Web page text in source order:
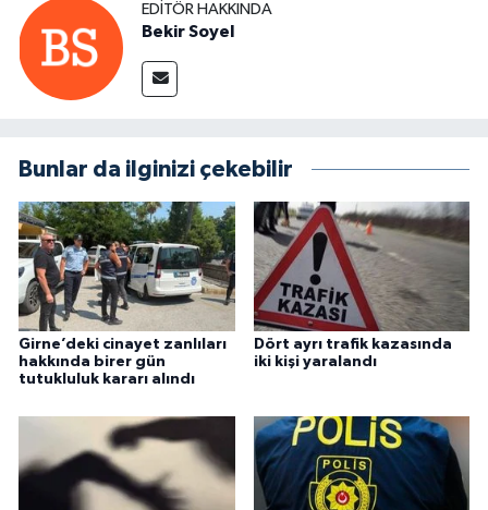
EDITÖR HAKKINDA
Bekir Soyel
Bunlar da ilginizi çekebilir
Girne’deki cinayet zanlıları
hakkında birer gün
tutukluluk kararı alındı
Dört ayrı trafik kazasında
iki kişi yaralandı